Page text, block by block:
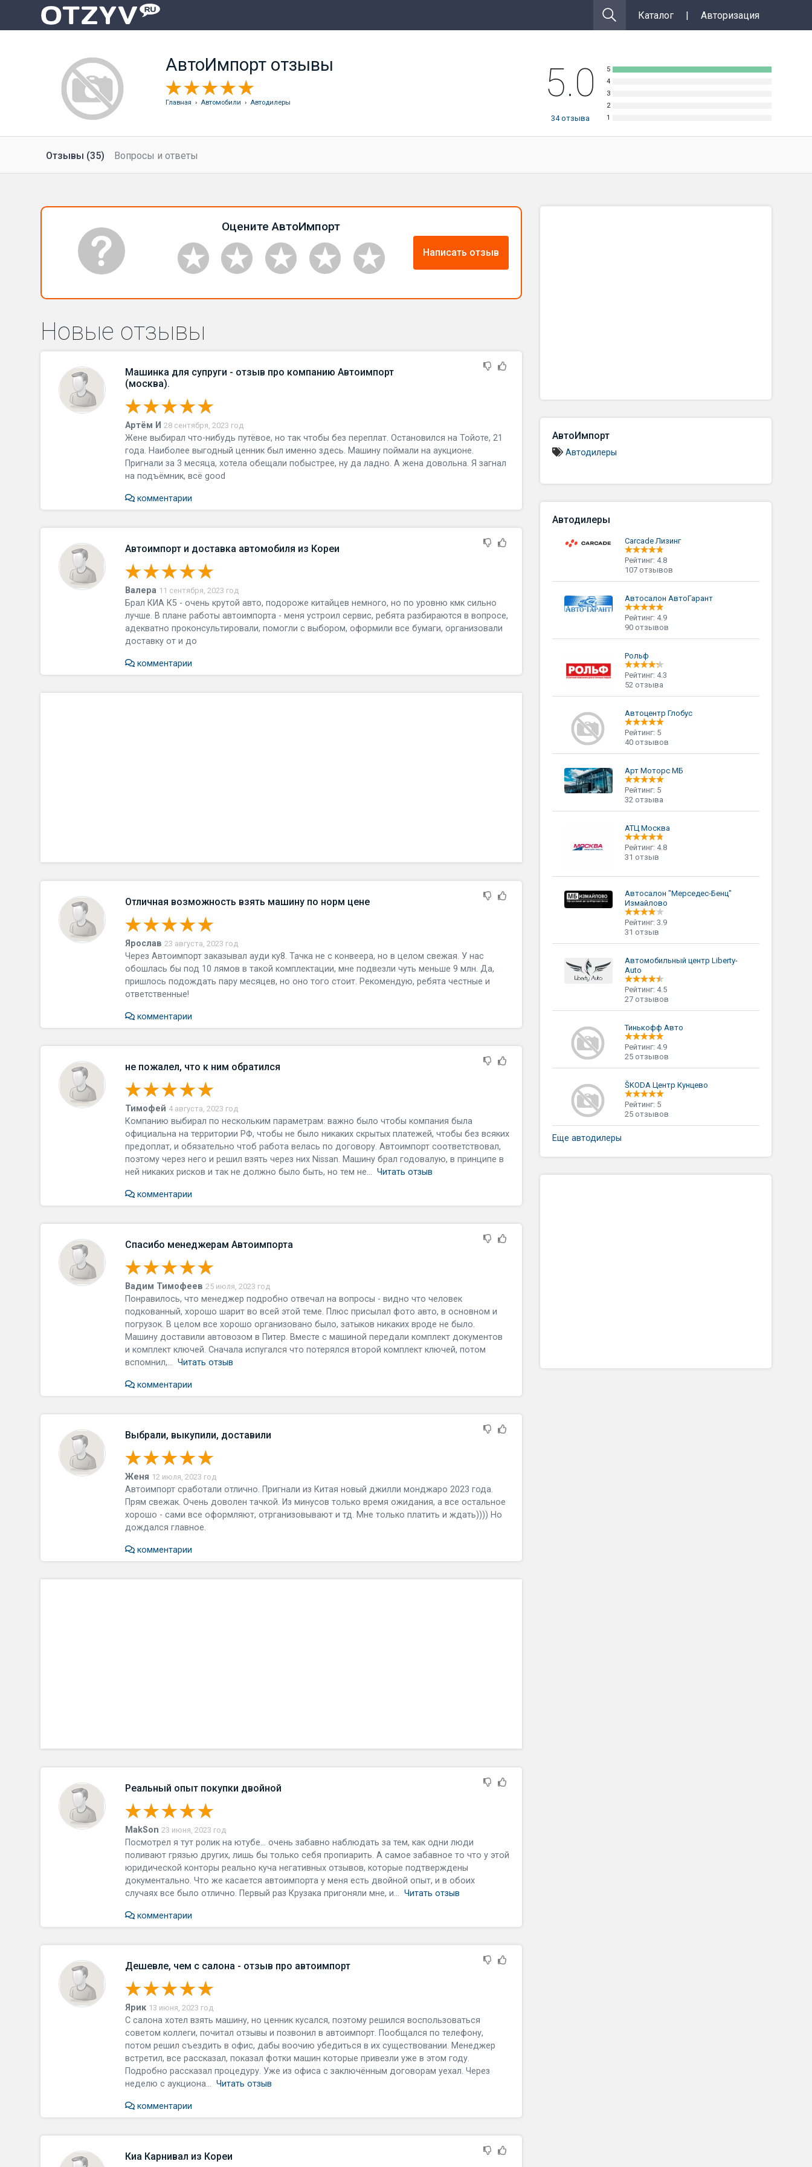
Каталог | Авторизация
АвтоИмпорт отзывы
Главная › Автомобили › Автодилеры 5.0
34отзыва
Отзывы (35) Вопросы и ответы
Оцените АвтоИмпорт
Написать отзыв
Новые отзывы
Машинка для супруги - отзыв про компанию Автоимпорт
(москва).
Артём И 28 сентября, 2023 год
Жене выбирал что-нибудь путёвое, но так чтобы без переплат. Остановился на Тойоте, 21
года. Наиболее выгодный ценник был именно здесь. Машину поймали на аукционе.
Пригнали за 3 месяца, хотела обещали побыстрее, ну да ладно. А жена довольна. Я загнал
на подъёмник, всё good
комментарии
Автоимпорт и доставка автомобиля из Кореи
Валера 11 сентября, 2023 год
Брал КИА К5 - очень крутой авто, подороже китайцев немного, но по уровню кмк сильно
лучше. В плане работы автоимпорта - меня устроил сервис, ребята разбираются в вопросе,
адекватно проконсультировали, помогли с выбором, оформили все бумаги, организовали
доставку от и до
комментарии
Отличная возможность взять машину по норм цене
Ярослав 23 августа, 2023 год
Через Автоимпорт заказывал ауди ку8. Тачка не с конвеера, но в целом свежая. У нас
обошлась бы под 10 лямов в такой комплектации, мне подвезли чуть меньше 9 млн. Да,
пришлось подождать пару месяцев, но оно того стоит. Рекомендую, ребята честные и
ответственные!
комментарии
не пожалел, что к ним обратился
Тимофей 4 августа, 2023 год
Компанию выбирал по нескольким параметрам: важно было чтобы компания была
официальна на территории РФ, чтобы не было никаких скрытых платежей, чтобы без всяких
предоплат, и обязательно чтоб работа велась по договору. Автоимпорт соответствовал,
поэтому через него и решил взять через них Nissan. Машину брал годовалую, в принципе в
ней никаких рисков и так не должно было быть, но тем не...Читать отзыв
комментарии
Спасибо менеджерам Автоимпорта
Вадим Тимофеев 25 июля, 2023 год
Понравилось, что менеджер подробно отвечал на вопросы - видно что человек
подкованный, хорошо шарит во всей этой теме. Плюс присылал фото авто, в основном и
погрузок. В целом все хорошо организовано было, затыков никаких вроде не было.
Машину доставили автовозом в Питер. Вместе с машиной передали комплект документов
и комплект ключей. Сначала испугался что потерялся второй комплект ключей, потом
вспомнил,...Читать отзыв
комментарии
Выбрали, выкупили, доставили
Женя 12 июля, 2023 год
Автоимпорт сработали отлично. Пригнали из Китая новый джилли монджаро 2023 года.
Прям свежак. Очень доволен тачкой. Из минусов только время ожидания, а все остальное
хорошо - сами все оформляют, отрганизовывают и тд. Мне только платить и ждать)))) Но
дождался главное.
комментарии
Реальный опыт покупки двойной
MakSon 23 июня, 2023 год
Посмотрел я тут ролик на ютубе… очень забавно наблюдать за тем, как одни люди
поливают грязью других, лишь бы только себя пропиарить. А самое забавное то что у этой
юридической конторы реально куча негативных отзывов, которые подтверждены
документально. Что же касается автоимпорта у меня есть двойной опыт, и в обоих
случаях все было отлично. Первый раз Крузака пригоняли мне, и...Читать отзыв
комментарии
Дешевле, чем с салона - отзыв про автоимпорт
Ярик 13 июня, 2023 год
С салона хотел взять машину, но ценник кусался, поэтому решился воспользоваться
советом коллеги, почитал отзывы и позвонил в автоимпорт. Пообщался по телефону,
потом решил съездить в офис, дабы воочию убедиться в их существовании. Менеджер
встретил, все рассказал, показал фотки машин которые привезли уже в этом году.
Подробно рассказал процедуру. Уже из офиса с заключённым договорам уехал. Через
неделю с аукциона...Читать отзыв
комментарии
Киа Карнивал из Кореи
АвтоИмпорт
Автодилеры
Автодилеры
Carcade Лизинг
Рейтинг: 4.8
107 отзывов
Автосалон АвтоГарант
Рейтинг: 4.9
90 отзывов
Рольф
Рейтинг: 4.3
52 отзыва
Автоцентр Глобус
Рейтинг: 5
40 отзывов
Арт Моторс МБ
Рейтинг: 5
32 отзыва
АТЦ Москва
Рейтинг: 4.8
31 отзыв
Автосалон "Мерседес-Бенц"
Измайлово
Рейтинг: 3.9
31 отзыв
Автомобильный центр Liberty-
Auto
Рейтинг: 4.5
27 отзывов
Тинькофф Авто
Рейтинг: 4.9
25 отзывов
ŠKODA Центр Кунцево
Рейтинг: 5
25 отзывов
Еще автодилеры